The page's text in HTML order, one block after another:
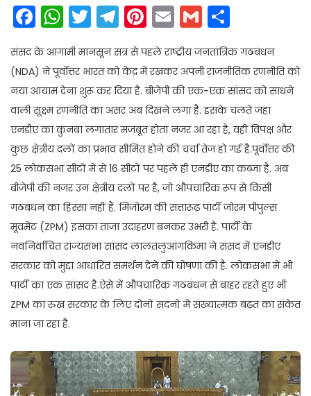
Facebook
WhatsApp
Twitter
Telegram
Pinterest
EmailGmail
संसद के आगामी मानसून सत्र से पहले राष्ट्रीय जनतांत्रिक गठबंधन
(NDA) ने पूर्वोत्तर भारत को केंद्र में रखकर अपनी राजनीतिक रणनीति को
नया आयाम देना शुरू कर दिया है. बीजेपी की एक-एक सांसद को साधने
वाली सूक्ष्म रणनीति का असर अब दिखने लगा है. इसके चलते जहां
एनडीए का कुनबा लगातार मजबूत होता नजर आ रहा है, वहीं विपक्ष और
कुछ क्षेत्रीय दलों का प्रभाव सीमित होने की चर्चा तेज हो गई है.पूर्वोत्तर की
25 लोकसभा सीटों में से 16 सीटों पर पहले ही एनडीए का कब्जा है. अब
बीजेपी की नजर उन क्षेत्रीय दलों पर है, जो औपचारिक रूप से किसी
गठबंधन का हिस्सा नहीं हैं. मिजोरम की सत्तारूढ़ पार्टी जोरम पीपुल्स
मूवमेंट (ZPM) इसका ताजा उदाहरण बनकर उभरी है. पार्टी के
नवनिर्वाचित राज्यसभा सांसद लालतलुआंगकिमा ने संसद में एनडीए
सरकार को मुद्दा आधारित समर्थन देने की घोषणा की है. लोकसभा में भी
पार्टी का एक सांसद है.ऐसे में औपचारिक गठबंधन से बाहर रहते हुए भी
ZPM का रुख सरकार के लिए दोनों सदनों में संख्यात्मक बढ़त का संकेत
माना जा रहा है.